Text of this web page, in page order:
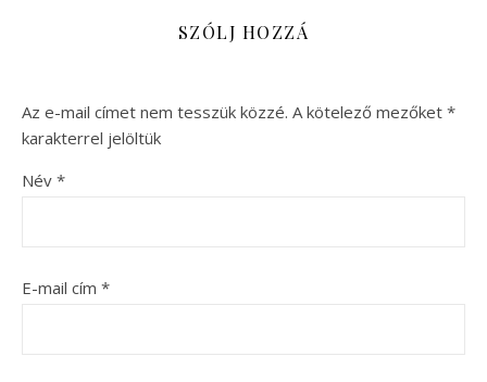
SZÓLJ HOZZÁ
Az e-mail címet nem tesszük közzé. A kötelező mezőket *
karakterrel jelöltük
Név *
E-mail cím *